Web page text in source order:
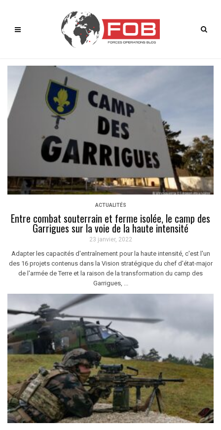
ACTUALITÉS
Entre combat souterrain et ferme isolée, le camp des
Garrigues sur la voie de la haute intensité
23 janvier, 2022
Adapter les capacités d'entraînement pour la haute intensité, c'est l'un
des 16 projets contenus dans la Vision stratégique du chef d'état-major
de l'armée de Terre et la raison de la transformation du camp des
Garrigues, ...